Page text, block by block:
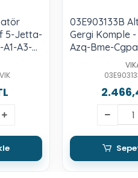
5-Jetta-
A3-
Bmy-
03E903133B
Gergi Komple
Azq-Bme-